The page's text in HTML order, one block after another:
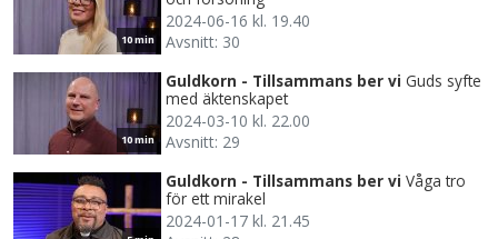
10 min
2024-06-16 kl. 19.40
Avsnitt: 30
10 min
Guldkorn - Tillsammans ber vi Guds syfte
med äktenskapet
2024-03-10 kl. 22.00
Avsnitt: 29
Guldkorn - Tillsammans ber vi Våga tro
för ett mirakel
2024-01-17 kl. 21.45